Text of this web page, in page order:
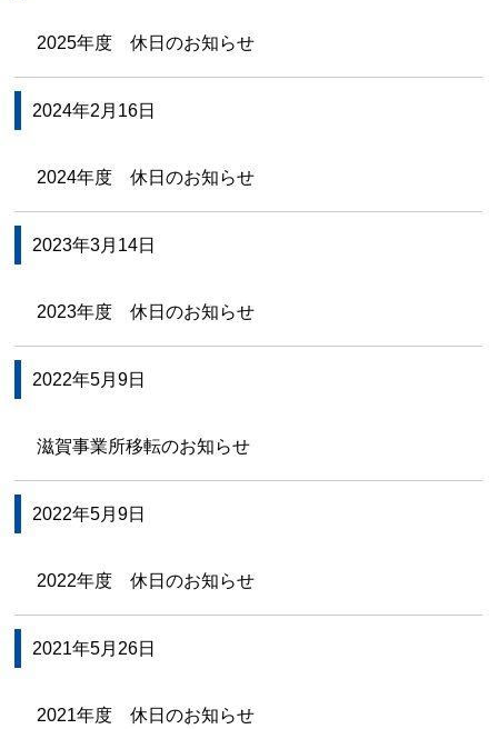
2025年度 休日のお知らせ
2024年2月16日
2024年度 休日のお知らせ
2023年3月14日
2023年度 休日のお知らせ
2022年5月9日
滋賀事業所移転のお知らせ
2022年5月9日
2022年度 休日のお知らせ
2021年5月26日
2021年度 休日のお知らせ